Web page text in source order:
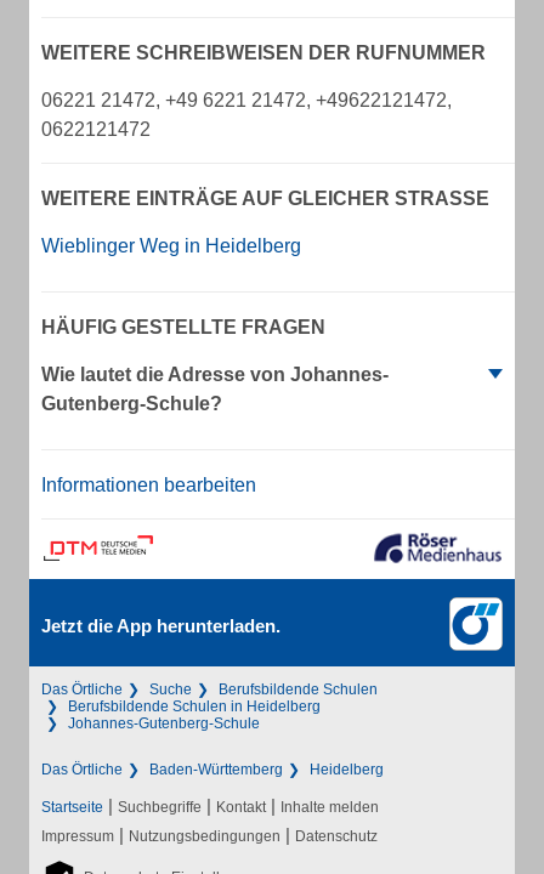
WEITERE SCHREIBWEISEN DER RUFNUMMER
06221 21472, +49 6221 21472, +49622121472,
0622121472
WEITERE EINTRÄGE AUF GLEICHER STRASSE
Wieblinger Weg in Heidelberg
HÄUFIG GESTELLTE FRAGEN
Wie lautet die Adresse von Johannes-
Gutenberg-Schule?
Informationen bearbeiten
Jetzt die App herunterladen.
Das Örtliche Suche
Berufsbildende Schulen
Berufsbildende Schulen in Heidelberg
Johannes-Gutenberg-Schule
Das Örtliche Baden-Württemberg Heidelberg
Startseite | Suchbegriffe | Kontakt | Inhalte melden
Impressum | Nutzungsbedingungen | Datenschutz